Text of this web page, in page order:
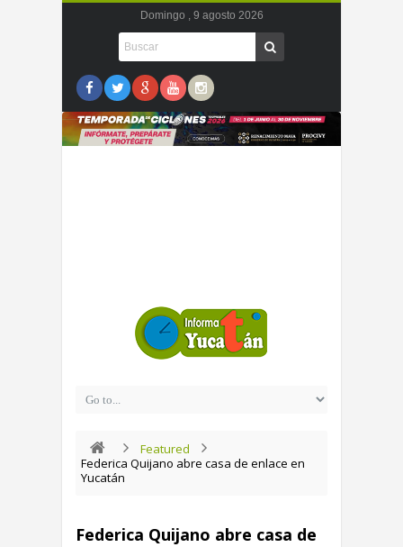
Domingo , 9 agosto 2026
Featured
Federica Quijano abre casa de enlace en
Yucatán
Federica Quijano abre casa de